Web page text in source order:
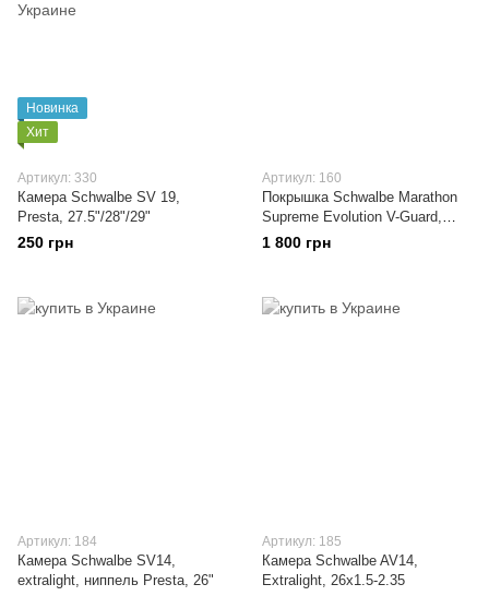
Новинка
Хит
Артикул: 330
Камера Schwalbe SV 19,
Presta, 27.5"/28"/29"
250 грн
Артикул: 160
Покрышка Schwalbe Marathon
Supreme Evolution V-Guard,
OSC, 26x2.0
1 800 грн
Артикул: 184
Камера Schwalbe SV14,
extralight, ниппель Presta, 26"
Артикул: 185
Камера Schwalbe AV14,
Extralight, 26x1.5-2.35